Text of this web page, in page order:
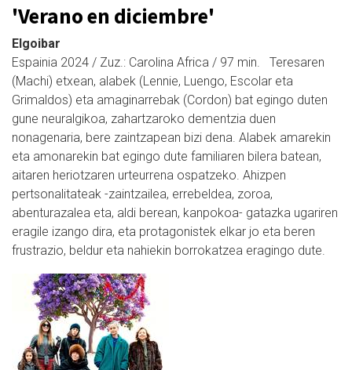
'Verano en diciembre'
Elgoibar
Espainia 2024 / Zuz.: Carolina Africa / 97 min. Teresaren
(Machi) etxean, alabek (Lennie, Luengo, Escolar eta
Grimaldos) eta amaginarrebak (Cordon) bat egingo duten
gune neuralgikoa, zahartzaroko dementzia duen
nonagenaria, bere zaintzapean bizi dena. Alabek amarekin
eta amonarekin bat egingo dute familiaren bilera batean,
aitaren heriotzaren urteurrena ospatzeko. Ahizpen
pertsonalitateak -zaintzailea, errebeldea, zoroa,
abenturazalea eta, aldi berean, kanpokoa- gatazka ugariren
eragile izango dira, eta protagonistek elkar jo eta beren
frustrazio, beldur eta nahiekin borrokatzea eragingo dute.